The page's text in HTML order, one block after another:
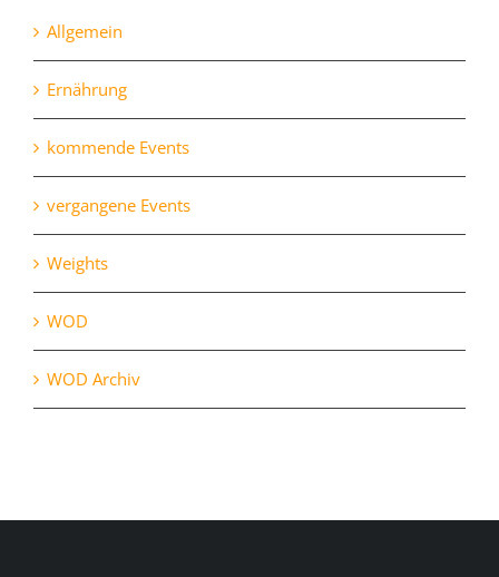
Allgemein
Ernährung
kommende Events
vergangene Events
Weights
WOD
WOD Archiv